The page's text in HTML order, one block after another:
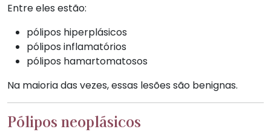
Entre eles estão:
pólipos hiperplásicos
pólipos inflamatórios
pólipos hamartomatosos
Na maioria das vezes, essas lesões são benignas.
Pólipos neoplásicos